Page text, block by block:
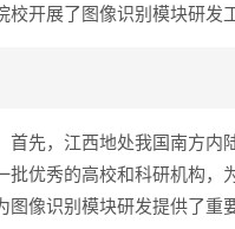
开展了图像识别模块研发
先，江西地处我国南方
优秀的高校和科研机构，
像识别模块研发提供了重